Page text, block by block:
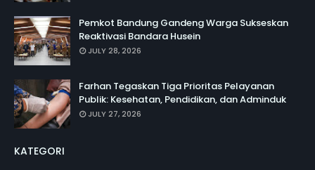
Pemkot Bandung Gandeng Warga Sukseskan
Reaktivasi Bandara Husein
JULY 28, 2026
Farhan Tegaskan Tiga Prioritas Pelayanan
Publik: Kesehatan, Pendidikan, dan Adminduk
JULY 27, 2026
KATEGORI